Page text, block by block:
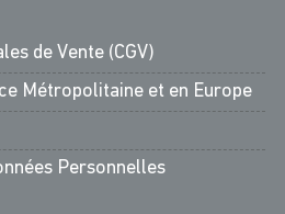
de Vente (CGV)
Métropolitaine et en Europe
Personnelles